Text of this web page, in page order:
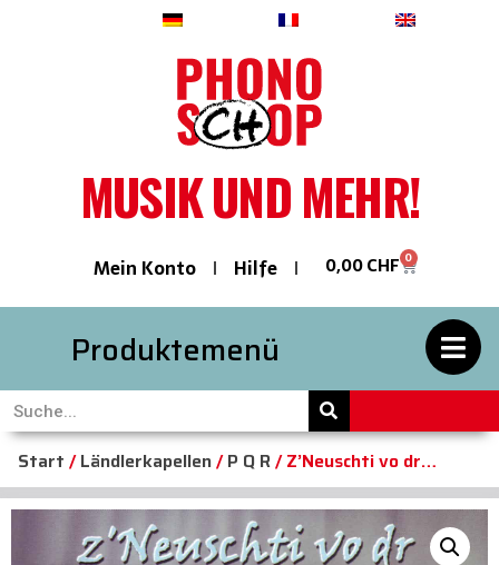
MUSIK UND MEHR!
Mein Konto Hilfe 0,00CHF 0
Produktemenü
Start /Ländlerkapellen/P Q R/ Z’Neuschti vo dr…